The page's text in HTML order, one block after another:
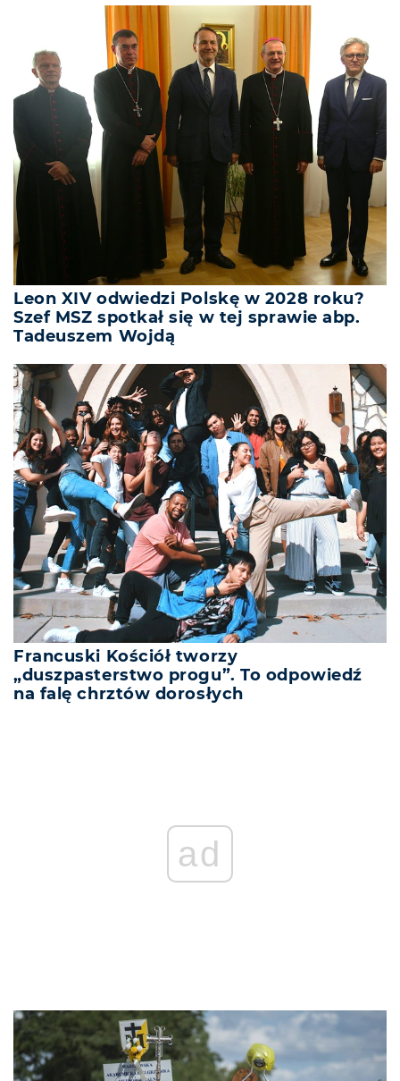
Leon XIV odwiedzi Polskę w 2028 roku?
Szef MSZ spotkał się w tej sprawie abp.
Tadeuszem Wojdą
Francuski Kościół tworzy
„duszpasterstwo progu”. To odpowiedź
na falę chrztów dorosłych
ad